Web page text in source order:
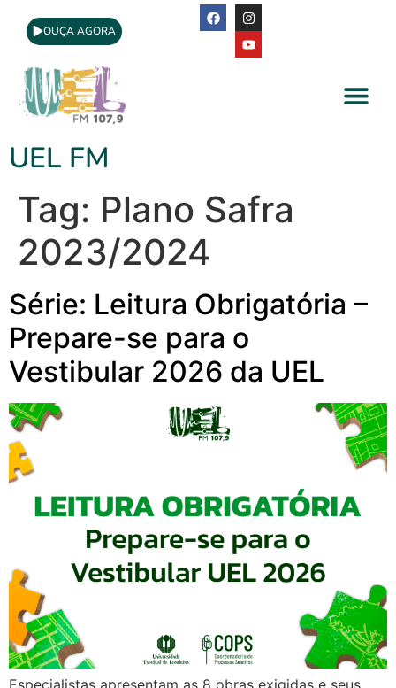
OUÇA AGORA
UEL FM
Tag: Plano Safra
2023/2024
Série: Leitura Obrigatória –
Prepare-se para o
Vestibular 2026 da UEL